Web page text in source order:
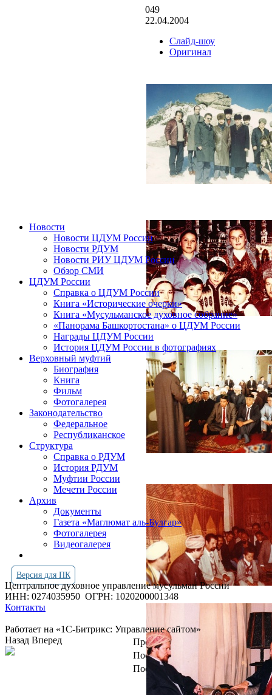
049
22.04.2004
Слайд-шоу
Оригинал
Новости
Новости ЦДУМ России
Новости РДУМ
Новости РИУ ЦДУМ России
Обзор СМИ
ЦДУМ России
Справка о ЦДУМ России
Книга «Исторические очерки»
Книга «Мусульманское духовное собрание»
«Панорама Башкортостана» о ЦДУМ России
Награды ЦДУМ России
История ЦДУМ России в фотографиях
Верховный муфтий
Биография
Книга
Фильм
Фотогалерея
Законодательство
Федеральное
Республиканское
Структура
Справка о РДУМ
История РДУМ
Муфтии России
Мечети России
Архив
Документы
Газета «Маглюмат аль-Булгар»
Фотогалерея
Видеогалерея
Версия для ПК
Центральное духовное управление мусульман России
ИНН: 0274035950 ОГРН: 1020200001348
Контакты
Работает на «1С-Битрикс: Управление сайтом»
Просмотров всего:
4267497
Посетителей сегодня:
2997
Посетителей в онлайн:
13
Назад Вперед